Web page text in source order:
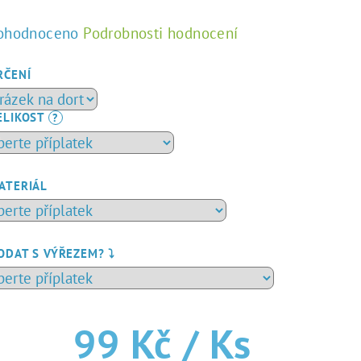
Podrobnosti hodnocení
?
S VÝŘEZEM? ⤵️
99 Kč / Ks